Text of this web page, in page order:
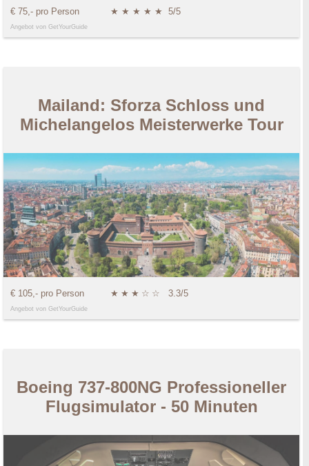
€ 75,- pro Person ★ ★ ★ ★ ★ 5/5
Angebot von GetYourGuide
Mailand: Sforza Schloss und
Michelangelos Meisterwerke Tour
€ 105,- pro Person ★ ★ ★ ☆ ☆ 3.3/5
Angebot von GetYourGuide
Boeing 737-800NG Professioneller
Flugsimulator - 50 Minuten